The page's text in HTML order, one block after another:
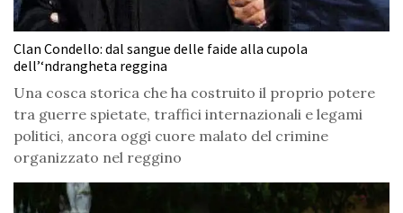
Clan Condello: dal sangue delle faide alla cupola
dell’‘ndrangheta reggina
Una cosca storica che ha costruito il proprio potere
tra guerre spietate, traffici internazionali e legami
politici, ancora oggi cuore malato del crimine
organizzato nel reggino